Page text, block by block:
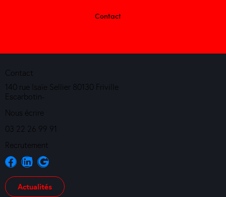
Contact
Contact
140 rue Isaïe Sellier 80130 Friville
Escarbotin-
Nous écrire
03 22 26 99 91
Recrutement
Actualités